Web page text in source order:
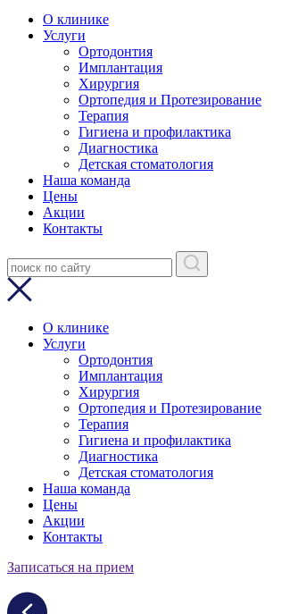
О клинике
Услуги
Ортодонтия
Имплантация
Хирургия
Ортопедия и Протезирование
Терапия
Гигиена и профилактика
Диагностика
Детская стоматология
Наша команда
Цены
Акции
Контакты
О клинике
Услуги
Ортодонтия
Имплантация
Хирургия
Ортопедия и Протезирование
Терапия
Гигиена и профилактика
Диагностика
Детская стоматология
Наша команда
Цены
Акции
Контакты
Записаться на прием